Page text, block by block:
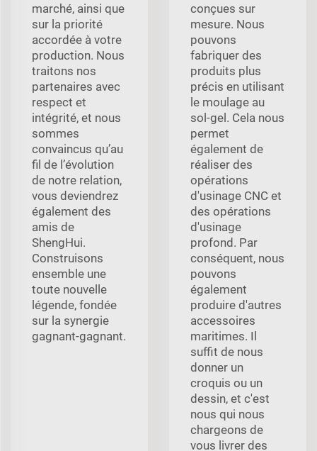
marché, ainsi que
sur la priorité
accordée à votre
production. Nous
traitons nos
partenaires avec
respect et
intégrité, et nous
sommes
convaincus qu’au
fil de l’évolution
de notre relation,
vous deviendrez
également des
amis de
ShengHui.
Construisons
ensemble une
toute nouvelle
légende, fondée
sur la synergie
gagnant-gagnant.
conçues sur
mesure. Nous
pouvons
fabriquer des
produits plus
précis en utilisant
le moulage au
sol-gel. Cela nous
permet
également de
réaliser des
opérations
d'usinage CNC et
des opérations
d'usinage
profond. Par
conséquent, nous
pouvons
également
produire d'autres
accessoires
maritimes. Il
suffit de nous
donner un
croquis ou un
dessin, et c'est
nous qui nous
chargeons de
vous livrer des